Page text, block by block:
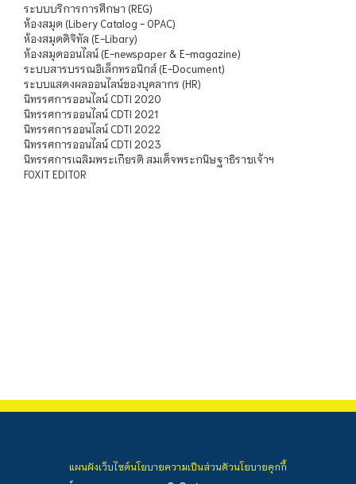
ระบบบริการการศึกษา (REG)
ห้องสมุด (Libery Catalog - OPAC)
ห้องสมุดดิจิทัล (E-Libary)
ห้องสมุดออนไลน์ (E-newspaper & E-magazine)
ระบบสารบรรณอิเล็กทรอนิกส์ (E-Document)
ระบบแสดงผลออนไลน์ของบุคลากร (HR)
นิทรรศการออนไลน์ CDTI 2020
นิทรรศการออนไลน์ CDTI 2021
นิทรรศการออนไลน์ CDTI 2022
นิทรรศการออนไลน์ CDTI 2023
นิทรรศการเฉลิมพระเกียรติ สมเด็จพระกนิษฐาธิราชเจ้าฯ
FOXIT EDITOR
แผนผังเว็บไซต์นโยบายความเป็นส่วนตัวนโยบายคุกกี้